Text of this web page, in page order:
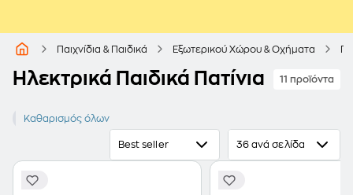
Παιχνίδια & Παιδικά Εξωτερικού Χώρου & Οχήματα
Ηλεκτρικά Παιδικά Πατίνια 11 προϊόντα
Ηλεκτρικό
Καθαρισμός όλων
Best seller 36 ανά σελίδα